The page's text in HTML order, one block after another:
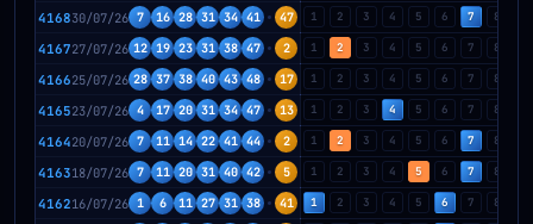
416830/07/26 7 16 28 31 34 41 47 1 2 3 4 5 6 7 8
416727/07/26 12 19 23 31 38 47 2 1 2 3 4 5 6 7 8
416625/07/26 28 37 38 40 43 48 17 1 2 3 4 5 6 7 8
416523/07/26 4 17 20 31 34 47 13 1 2 3 4 5 6 7 8
416420/07/26 7 11 14 22 41 44 2 1 2 3 4 5 6 7 8
416318/07/26 7 11 20 31 40 42 5 1 2 3 4 5 6 7 8
416216/07/26 1 6 11 27 31 38 41 1 2 3 4 5 6 7 8